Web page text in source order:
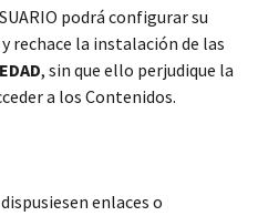
podrá configurar su
rechace la instalación de las
, sin que ello perjudique la
a los Contenidos.
enlaces o